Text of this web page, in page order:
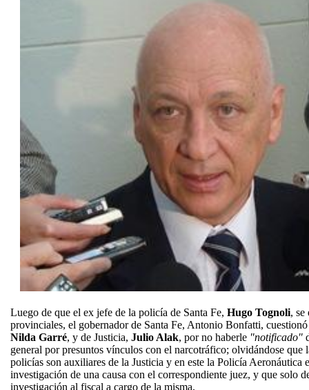
Luego de que el ex jefe de la policía de Santa Fe, Hugo Tognoli, se
provinciales, el gobernador de Santa Fe, Antonio Bonfatti,
Nilda Garré, y de Justicia, Julio Alak, por no haberle "notificado"
general por presuntos vínculos con el narcotráfico; olvidándose que
policías son auxiliares de la Justicia y en este la Policía Aeronáutica
investigación de una causa con el correspondiente juez, y que solo
investigación al fiscal a cargo de la misma.